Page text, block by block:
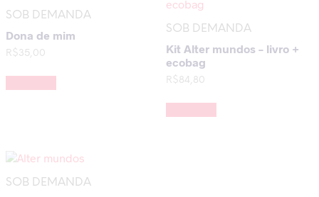
recente
SOB DEMANDA
Dona de mim
R$35,00
SOB DEMANDA
Kit Alter mundos – livro +
ecobag
R$84,80
SOB DEMANDA